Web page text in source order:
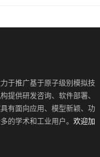
于推广基于原子级别模拟技
提供研发咨询、软件部署、
有面向应用、模型新颖、功
的学术和工业用户。 欢迎加